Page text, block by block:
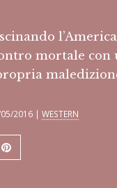
mortale
2016 | WESTERN